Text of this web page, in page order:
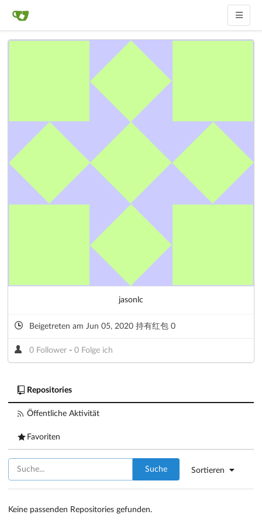
jasonlc
Beigetreten am Jun 05, 2020 持有红包 0
0 Follower - 0 Folge ich
Repositories
Öffentliche Aktivität
Favoriten
Sortieren
Suche
Keine passenden Repositories gefunden.